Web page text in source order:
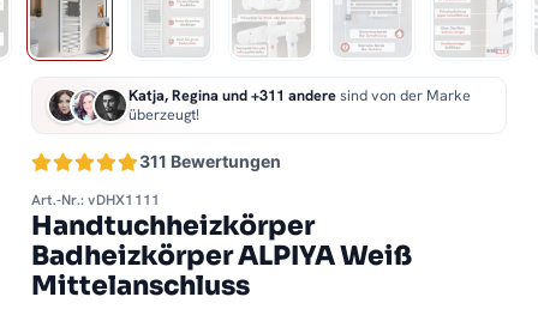
311 Bewertungen
Katja, Regina und +311 anderesind von der Marke
überzeugt!
Art.-Nr.: vDHX1111
Handtuchheizkörper
Badheizkörper ALPIYA Weiß
Mittelanschluss